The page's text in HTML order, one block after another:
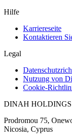
Hilfe
Karriereseite
Kontaktieren
Legal
Nutzung von
Cookie-
DINAH
Prodromou 75,
Nicosia, Cyprus